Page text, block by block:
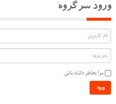
ورود سرگروه
مرا بخاطر داشته باش
ورود